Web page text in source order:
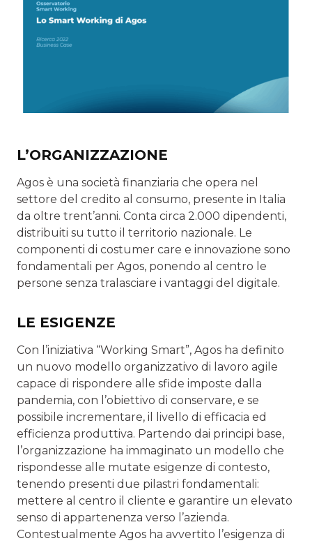
L’ORGANIZZAZIONE
Agos è una società finanziaria che opera nel
settore del credito al consumo, presente in Italia
da oltre trent’anni. Conta circa 2.000 dipendenti,
distribuiti su tutto il territorio nazionale. Le
componenti di costumer care e innovazione sono
fondamentali per Agos, ponendo al centro le
persone senza tralasciare i vantaggi del digitale.
LE ESIGENZE
Con l’iniziativa “Working Smart”, Agos ha definito
un nuovo modello organizzativo di lavoro agile
capace di rispondere alle sfide imposte dalla
pandemia, con l’obiettivo di conservare, e se
possibile incrementare, il livello di efficacia ed
efficienza produttiva. Partendo dai principi base,
l’organizzazione ha immaginato un modello che
rispondesse alle mutate esigenze di contesto,
tenendo presenti due pilastri fondamentali:
mettere al centro il cliente e garantire un elevato
senso di appartenenza verso l’azienda.
Contestualmente Agos ha avvertito l’esigenza di